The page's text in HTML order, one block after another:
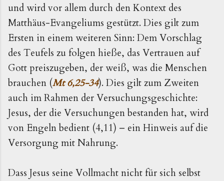
und wird vor allem durch den Kontext des
Matthäus-Evangeliums gestützt. Dies gilt zum
Ersten in einem weiteren Sinn: Dem Vorschlag
des Teufels zu folgen hieße, das Vertrauen auf
Gott preiszugeben, der weiß, was die Menschen
brauchen (Mt 6,25-34). Dies gilt zum Zweiten
auch im Rahmen der Versuchungsgeschichte:
Jesus, der die Versuchungen bestanden hat, wird
von Engeln bedient (4,11) – ein Hinweis auf die
Versorgung mit Nahrung.
Dass Jesus seine Vollmacht nicht für sich selbst